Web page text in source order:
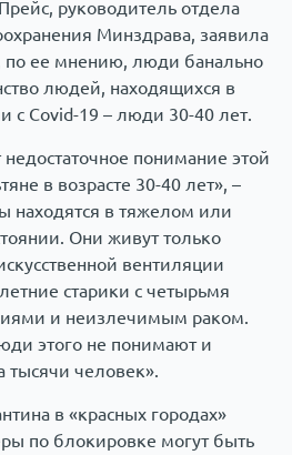
руководитель отдела
Минздрава, заявила
по ее мнению, люди банально
людей, находящихся в
с Covid-19 – люди 30-40 лет.
недостаточное понимание этой
в возрасте 30-40 лет», –
находятся в тяжелом или
Они живут только
вентиляции
старики с четырьмя
и неизлечимым раком.
этого не понимают и
тысячи человек».
в «красных городах»
по блокировке могут быть